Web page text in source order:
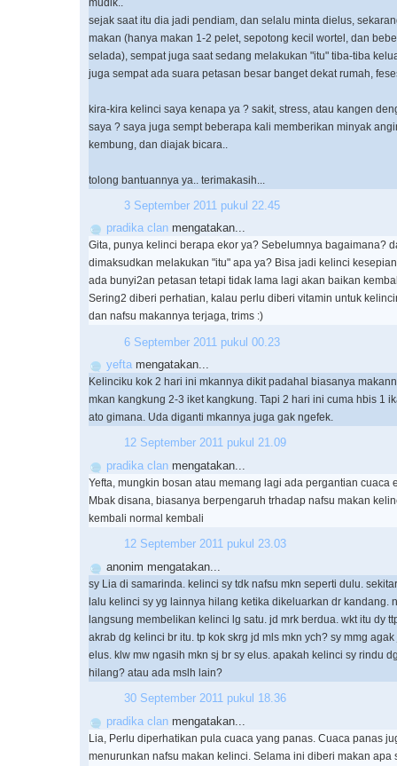
sejak saat itu dia jadi pendiam, dan selalu minta dielus,
makan (hanya makan 1-2 pelet, sepotong kecil wortel, dan
selada), sempat juga saat sedang melakukan "itu" tiba-tiba
juga sempat ada suara petasan besar banget dekat rumah,
kira-kira kelinci saya kenapa ya ? sakit, stress, atau kangen
saya ? saya juga sempt beberapa kali memberikan minyak
kembung, dan diajak bicara..
tolong bantuannya ya.. terimakasih...
3 September 2011 pukul 22.45
pradika clan mengatakan...
Gita, punya kelinci berapa ekor ya? Sebelumnya bagaimana?
dimaksudkan melakukan "itu" apa ya? Bisa jadi kelinci
ada bunyi2an petasan tetapi tidak lama lagi akan baikan
Sering2 diberi perhatian, kalau perlu diberi vitamin untuk
dan nafsu makannya terjaga, trims :)
6 September 2011 pukul 00.23
yefta mengatakan...
Kelinciku kok 2 hari ini mkannya dikit padahal biasanya
mkan kangkung 2-3 iket kangkung. Tapi 2 hari ini cuma hbis 1
ato gimana. Uda diganti mkannya juga gak ngefek.
12 September 2011 pukul 21.09
pradika clan mengatakan...
Yefta, mungkin bosan atau memang lagi ada pergantian cuaca
Mbak disana, biasanya berpengaruh trhadap nafsu makan
kembali normal kembali
12 September 2011 pukul 23.03
anonim mengatakan...
sy Lia di samarinda. kelinci sy tdk nafsu mkn seperti dulu.
lalu kelinci sy yg lainnya hilang ketika dikeluarkan dr kandang.
langsung membelikan kelinci lg satu. jd mrk berdua. wkt itu dy
akrab dg kelinci br itu. tp kok skrg jd mls mkn ych? sy mmg
elus. klw mw ngasih mkn sj br sy elus. apakah kelinci sy rindu
hilang? atau ada mslh lain?
30 September 2011 pukul 18.36
pradika clan mengatakan...
Lia, Perlu diperhatikan pula cuaca yang panas. Cuaca panas
menurunkan nafsu makan kelinci. Selama ini diberi makan apa